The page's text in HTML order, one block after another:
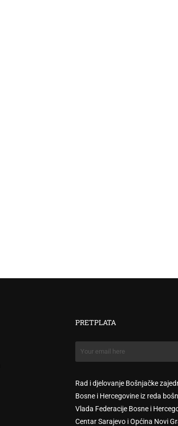
PRETPLATA
Rad i djelovanje Bošnjačke
Bosne i Hercegovine iz reda
Vlada Federacije Bosne i
Centar Sarajevo i Općina Novi